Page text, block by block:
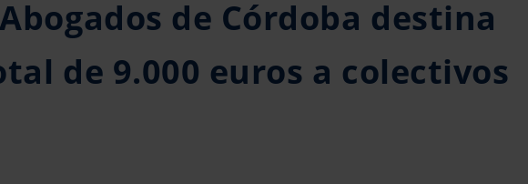
de Córdoba destina
de 9.000 euros a colectivos